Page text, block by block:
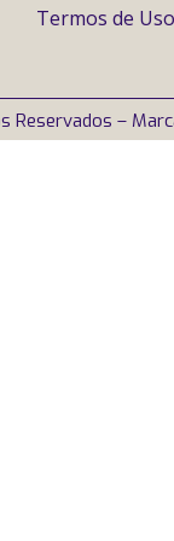
Termos de Uso
Reservados –